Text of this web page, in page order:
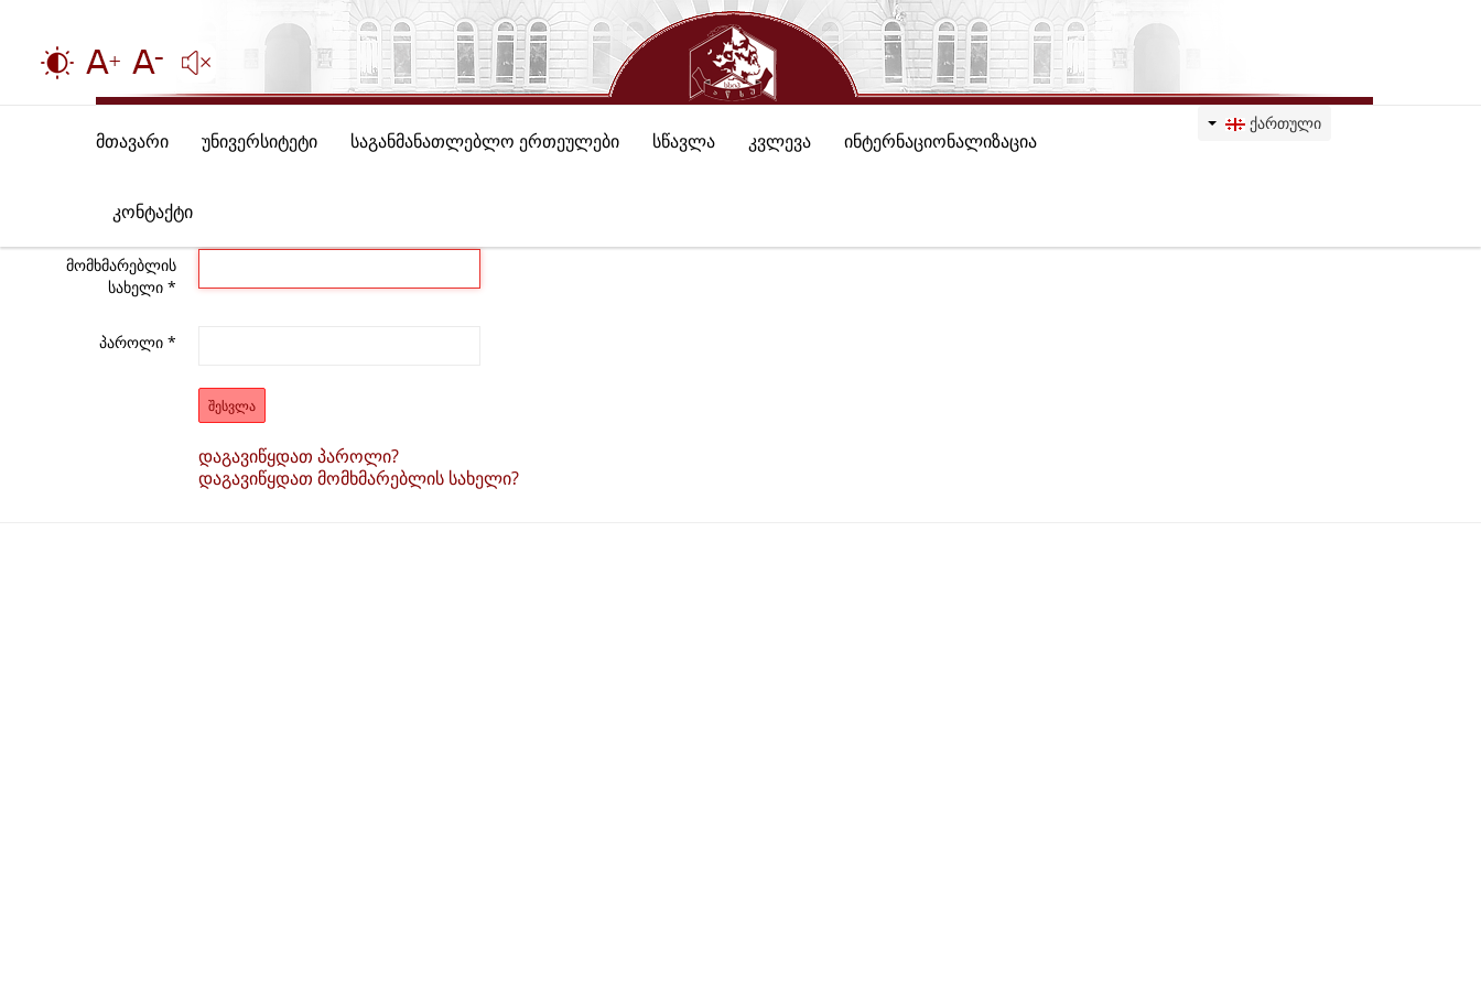
მთავარი უნივერსიტეტი საგანმანათლებლო ერთეულები სწავლა კვლევა ინტერნაციონალიზაცია
კონტაქტი
ᲥᲐᲠᲗᲣᲚᲘ
მომხმარებლის
სახელი *
პაროლი *
ᲨᲔᲡᲕᲚᲐ
დაგავიწყდათ პაროლი?
დაგავიწყდათ მომხმარებლის სახელი?